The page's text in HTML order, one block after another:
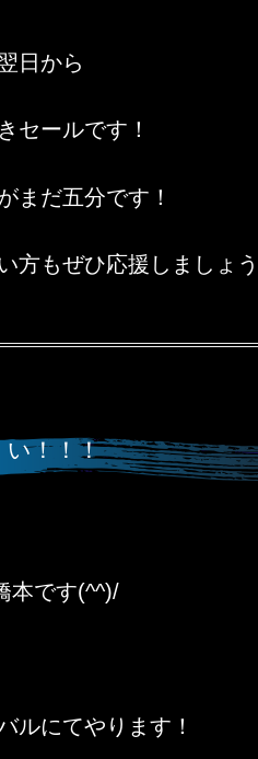
日から
セールです！
まだ五分です！
方もぜひ応援しましょ
い！！！
本です(^^)/
ルにてやります！